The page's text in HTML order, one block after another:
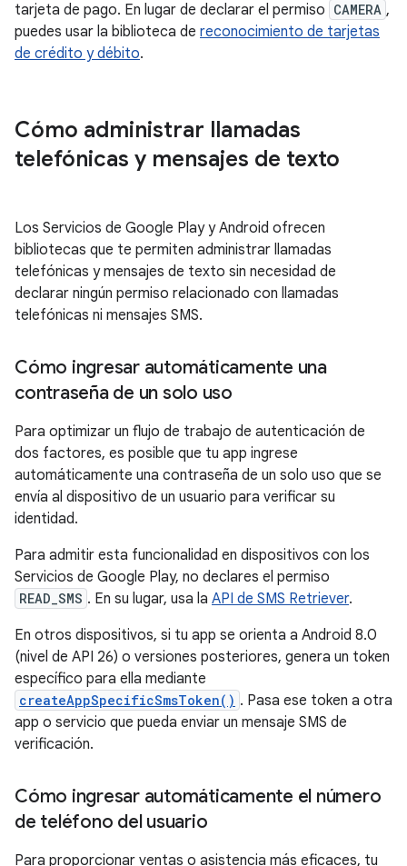
tarjeta de pago. En lugar de declarar el permiso CAMERA ,
puedes usar la biblioteca de reconocimiento de tarjetas
de crédito y débito.
Cómo administrar llamadas
telefónicas y mensajes de texto
Los Servicios de Google Play y Android ofrecen
bibliotecas que te permiten administrar llamadas
telefónicas y mensajes de texto sin necesidad de
declarar ningún permiso relacionado con llamadas
telefónicas ni mensajes SMS.
Cómo ingresar automáticamente una
contraseña de un solo uso
Para optimizar un flujo de trabajo de autenticación de
dos factores, es posible que tu app ingrese
automáticamente una contraseña de un solo uso que se
envía al dispositivo de un usuario para verificar su
identidad.
Para admitir esta funcionalidad en dispositivos con los
Servicios de Google Play, no declares el permiso
READ_SMS . En su lugar, usa la API de SMS Retriever.
En otros dispositivos, si tu app se orienta a Android 8.0
(nivel de API 26) o versiones posteriores, genera un token
específico para ella mediante
createAppSpecificSmsToken() . Pasa ese token a otra
app o servicio que pueda enviar un mensaje SMS de
verificación.
Cómo ingresar automáticamente el número
de teléfono del usuario
Para proporcionar ventas o asistencia más eficaces, tu